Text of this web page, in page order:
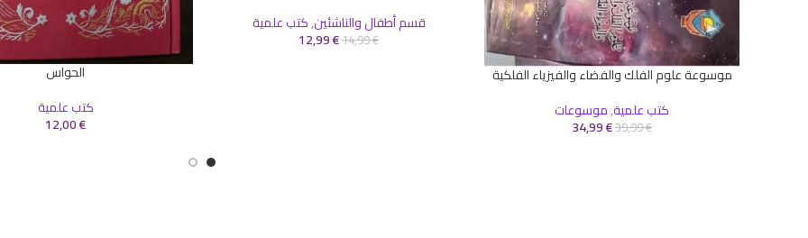
إضافة إلى السلة
موسوعة علوم الفلك والفضاء والفيزياء الفلكية
كتب علمية,موسوعات
39,99€
34,99€
قسم أطفال والناشئين,كتب علمية
14,99€
12,99€
الحواس
كتب علمية
12,00€